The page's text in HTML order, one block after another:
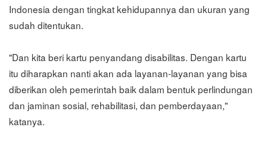
Indonesia dengan tingkat kehidupannya dan ukuran yang
sudah ditentukan.
"Dan kita beri kartu penyandang disabilitas. Dengan kartu
itu diharapkan nanti akan ada layanan-layanan yang bisa
diberikan oleh pemerintah baik dalam bentuk perlindungan
dan jaminan sosial, rehabilitasi, dan pemberdayaan,"
katanya.